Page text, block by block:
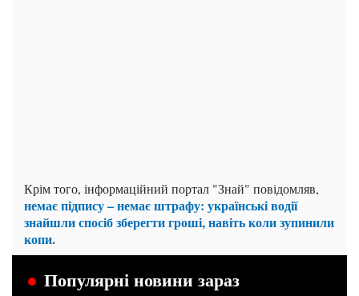
Крім того, інформаційний портал "Знай" повідомляв,
немає підпису – немає штрафу: українські водії
знайшли спосіб зберегти гроші, навіть коли зупинили
копи.
Популярні новини зараз